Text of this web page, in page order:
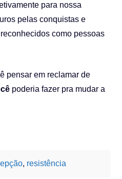
para nossa
pelas conquistas e
como pessoas
pensar em reclamar de
poderia fazer pra mudar a
, resistência